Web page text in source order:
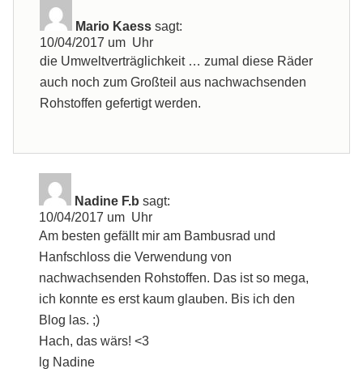
Mario Kaess sagt:
10/04/2017 um Uhr
die Umweltverträglichkeit … zumal diese Räder
auch noch zum Großteil aus nachwachsenden
Rohstoffen gefertigt werden.
Nadine F.b sagt:
10/04/2017 um Uhr
Am besten gefällt mir am Bambusrad und
Hanfschloss die Verwendung von
nachwachsenden Rohstoffen. Das ist so mega,
ich konnte es erst kaum glauben. Bis ich den
Blog las. ;)
Hach, das wärs! <3
lg Nadine